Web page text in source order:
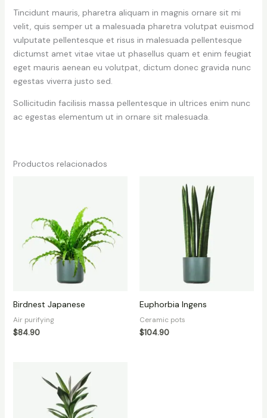
Tincidunt mauris, pharetra aliquam in magnis ornare sit mi
velit, quis semper ut a malesuada pharetra volutpat euismod
vulputate pellentesque et risus in malesuada pellentesque
dictumst amet vitae vitae ut phasellus quam et enim feugiat
eget mauris aenean eu volutpat, dictum donec gravida nunc
egestas viverra justo sed.
Sollicitudin facilisis massa pellentesque in ultrices enim nunc
ac egestas elementum ut in ornare sit malesuada.
Productos relacionados
Birdnest Japanese
Air purifying
$84.90
Euphorbia Ingens
Ceramic pots
$104.90